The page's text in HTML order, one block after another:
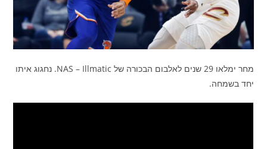
מחר ימלאו 29 שנים לאלבום הבכורה של NAS – Illmatic. נחגוג איתו
יחד בשמחה.